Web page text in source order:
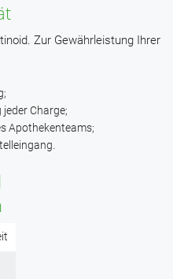
Zur Gewährleistung Ihrer
Charge;
Apothekenteams;